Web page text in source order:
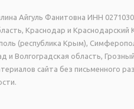
Айгуль Фанитовна ИНН
Краснодар и
(республика Крым),
и Волгоградская область,
сайта без письменного